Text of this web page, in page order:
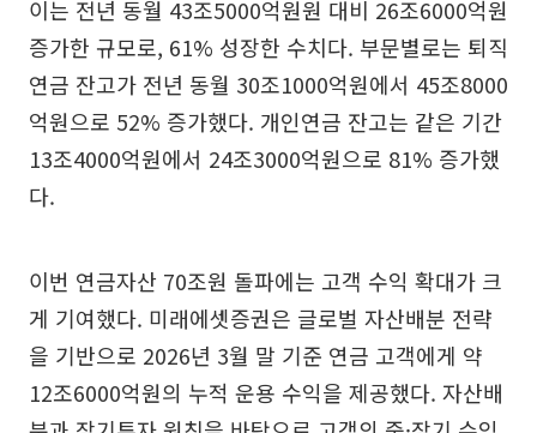
이는 전년 동월 43조5000억원원 대비 26조6000억원
증가한 규모로, 61% 성장한 수치다. 부문별로는 퇴직
연금 잔고가 전년 동월 30조1000억원에서 45조8000
억원으로 52% 증가했다. 개인연금 잔고는 같은 기간
13조4000억원에서 24조3000억원으로 81% 증가했
다.
이번 연금자산 70조원 돌파에는 고객 수익 확대가 크
게 기여했다. 미래에셋증권은 글로벌 자산배분 전략
을 기반으로 2026년 3월 말 기준 연금 고객에게 약
12조6000억원의 누적 운용 수익을 제공했다. 자산배